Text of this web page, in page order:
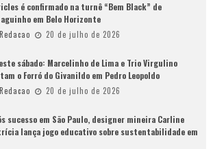
é confirmado na turnê “Bem Black” de
em Belo Horizonte
Redacao 20 de julho de 2026
sábado: Marcelinho de Lima e Trio Virgulino
o Forró do Givanildo em Pedro Leopoldo
Redacao 20 de julho de 2026
sucesso em São Paulo, designer mineira Carline
lança jogo educativo sobre sustentabilidade em